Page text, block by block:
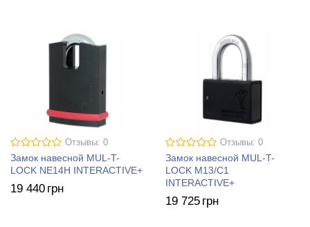
Отзывы: 0
Замок навесной MUL-T-
LOCK NE14H INTERACTIVE+
19 440 грн
Отзывы: 0
Замок навесной MUL-T-
LOCK M13/C1
INTERACTIVE+
19 725 грн